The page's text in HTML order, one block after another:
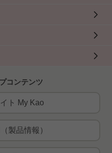
コンテンツ
ト My Kao
製品情報）